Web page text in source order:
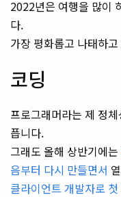
2022년은 여행을 많이
다.
가장 평화롭고 나태하
코딩
프로그래머라는 제 정
픕니다.
그래도 올해 상반기에는
음부터 다시 만들면서
클라이언트 개발자로